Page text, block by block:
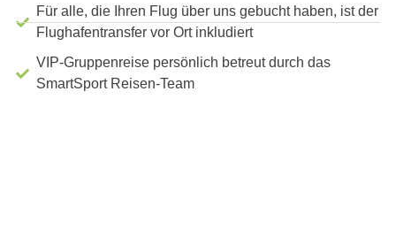
Für alle, die Ihren Flug über uns gebucht haben, ist der
Flughafentransfer vor Ort inkludiert
VIP-Gruppenreise persönlich betreut durch das
SmartSport Reisen-Team